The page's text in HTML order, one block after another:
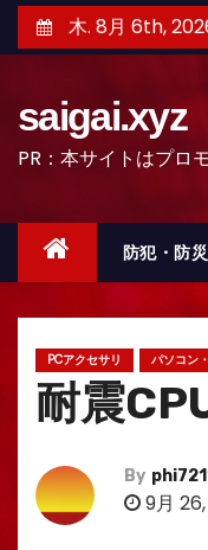
ン
ッ
木. 8月 6th,
saigai.xyz
PR：本サイトはプロ
防犯・防
PCアクセサリ パソコン
耐震
By
9月